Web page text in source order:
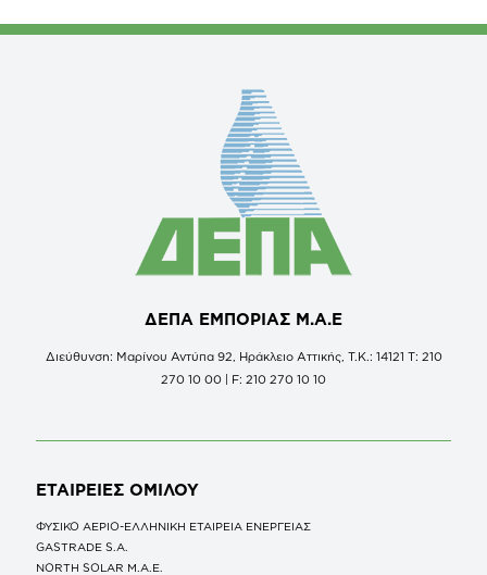
ΔΕΠΑ ΕΜΠΟΡΙΑΣ Μ.Α.Ε
Διεύθυνση: Μαρίνου Αντύπα 92, Ηράκλειο Αττικής, Τ.Κ.: 14121 Τ: 210
270 10 00 | F: 210 270 10 10
ΕΤΑΙΡΕΙΕΣ ΟΜΙΛΟΥ
ΦΥΣΙΚΟ ΑΕΡΙΟ-ΕΛΛΗΝΙΚΗ ΕΤΑΙΡΕΙΑ ΕΝΕΡΓΕΙΑΣ
GASTRADE S.A.
NORTH SOLAR M.Α.Ε.